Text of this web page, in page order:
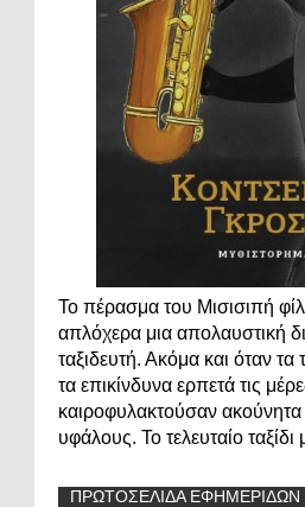
Το πέρασμα του Μισισιπή
απλόχερα μια απολαυστική
ταξιδευτή. Ακόμα και όταν τα
τα επικίνδυνα ερπετά τις
καιροφυλακτούσαν ακούνητα
υφάλους. Το τελευταίο ταξίδι
ΠΡΩΤΟΣΕΛΙΔΑ ΕΦΗΜΕΡΙΔΩΝ